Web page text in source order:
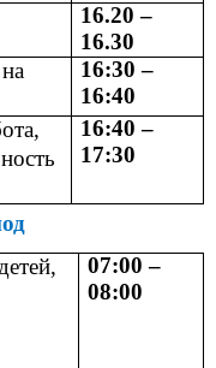
16.20 –
16.30
16:30 –
16:40
16:40 –
17:30
07:00 –
08:00